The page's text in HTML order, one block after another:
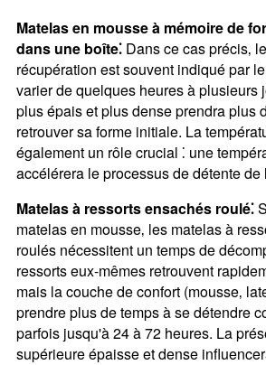
Matelas en mousse à mémoire de
dans une boîte⁚Dans ce cas précis‚
récupération est souvent indiqué par
varier de quelques heures à plusieurs
plus épais et plus dense prendra plus
retrouver sa forme initiale. La
également un rôle crucial ⁚ une
accélérera le processus de détente de
Matelas à ressorts ensachés roulé⁚
matelas en mousse‚ les matelas à
roulés nécessitent un temps de
ressorts eux-mêmes retrouvent
mais la couche de confort (mousse‚
prendre plus de temps à se détendre
parfois jusqu'à 24 à 72 heures. La
supérieure épaisse et dense